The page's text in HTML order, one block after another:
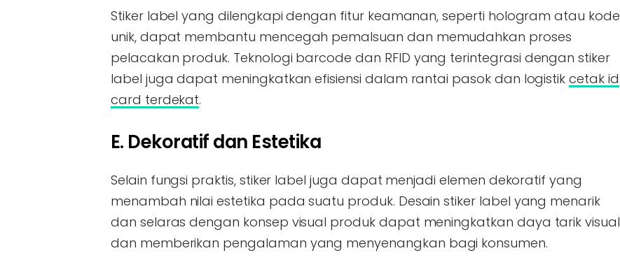
Stiker label yang dilengkapi dengan fitur keamanan, seperti hologram atau kode
unik, dapat membantu mencegah pemalsuan dan memudahkan proses
pelacakan produk. Teknologi barcode dan RFID yang terintegrasi dengan stiker
label juga dapat meningkatkan efisiensi dalam rantai pasok dan logistikcetak id
card terdekat.
E. Dekoratif dan Estetika
Selain fungsi praktis, stiker label juga dapat menjadi elemen dekoratif yang
menambah nilai estetika pada suatu produk. Desain stiker label yang menarik
dan selaras dengan konsep visual produk dapat meningkatkan daya tarik visual
dan memberikan pengalaman yang menyenangkan bagi konsumen.